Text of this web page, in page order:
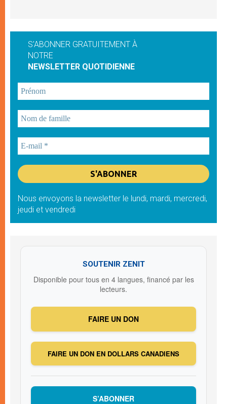
S'ABONNER GRATUITEMENT À
NOTRE
NEWSLETTER QUOTIDIENNE
Nous envoyons la newsletter le lundi, mardi, mercredi,
jeudi et vendredi
SOUTENIR ZENIT
Disponible pour tous en 4 langues, financé par les
lecteurs.
FAIRE UN DON
FAIRE UN DON EN DOLLARS CANADIENS
S’ABONNER